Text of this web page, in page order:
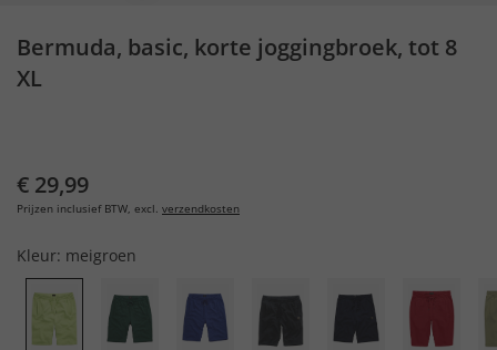
Bermuda, basic, korte joggingbroek, tot 8
XL
€ 29,99
Prijzen inclusief BTW, excl. verzendkosten
Kleur: meigroen